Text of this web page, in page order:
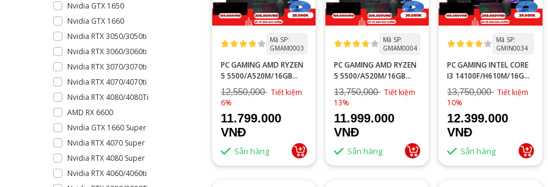
Nvidia GTX 1650
Nvidia GTX 1660
Nvidia RTX 3050/3050ti
Nvidia RTX 3060/3060ti
Nvidia RTX 3070/3070ti
Nvidia RTX 4070/4070ti
Nvidia RTX 4080/4080Ti
AMD RX 6600
Nvidia GTX 1660 Super
Nvidia RTX 4070 Super
Nvidia RTX 4080 Super
Nvidia RTX 4060/4060ti
Mã SP:
GMAM0003
PC GAMING AMD RYZEN
5 5500/A520M/16GB
RAM/GTX 1060 3GB
12,550,000 Tiết kiệm
6%
11.799.000
VNĐ
Sẵn hàng
Mã SP:
GMAM0004
PC GAMING AMD RYZEN
5 5500/A520M/16GB
RAM/GTX 1660 SUPER
6GB/GTX 1660 TI 6GB
13,750,000 Tiết kiệm
13%
11.999.000
VNĐ
Sẵn hàng
Mã SP:
GMIN0034
PC GAMING INTEL CORE
I3 14100F/H610M/16GB
RAM/GTX 1060 3GB
13,750,000 Tiết kiệm
10%
12.399.000
VNĐ
Sẵn hàng